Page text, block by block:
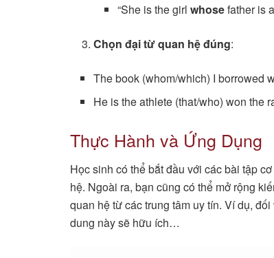
“She is the girl whosefather is
Chọn đại từ quan hệ đúng:
The book (whom/which) I borrowed
He is the athlete (that/who) won the
Thực Hành và Ứng Dụng
Học sinh có thể bắt đầu với các bài tập
hệ. Ngoài ra, bạn cũng có thể mở rộng
quan hệ từ các trung tâm uy tín. Ví dụ,
dung này sẽ hữu ích…